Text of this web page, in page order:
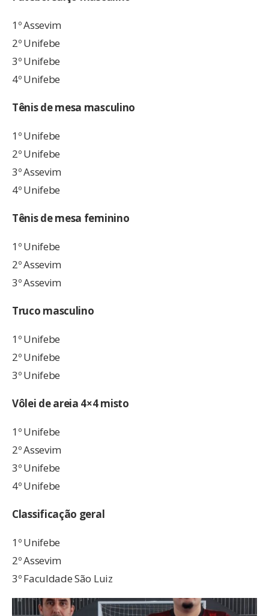
1º Assevim
2º Unifebe
3º Unifebe
4º Unifebe
Tênis de mesa masculino
1º Unifebe
2º Unifebe
3º Assevim
4º Unifebe
Tênis de mesa feminino
1º Unifebe
2º Assevim
3º Assevim
Truco masculino
1º Unifebe
2º Unifebe
3º Unifebe
Vôlei de areia 4×4 misto
1º Unifebe
2º Assevim
3º Unifebe
4º Unifebe
Classificação geral
1º Unifebe
2º Assevim
3º Faculdade São Luiz